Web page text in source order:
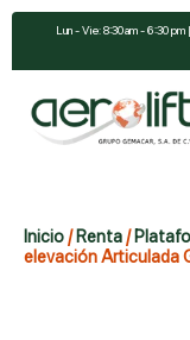
Lun - Vie: 8:30 am - 6:30 pm
Inicio/Renta/
elevación Articulada